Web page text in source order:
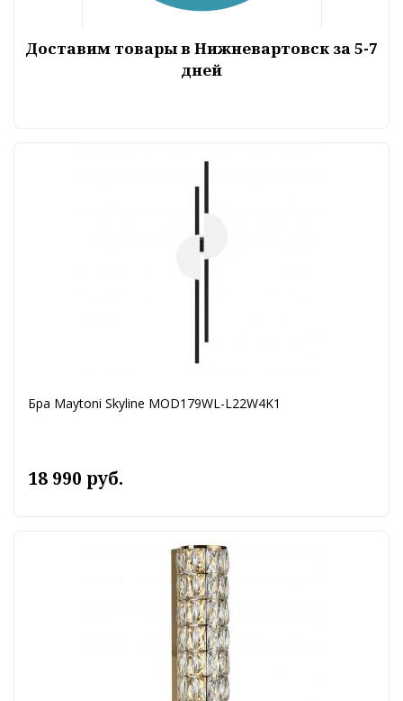
Доставим товары в Нижневартовск за 5-7
дней
Бра Maytoni Skyline MOD179WL-L22W4K1
18 990 руб.